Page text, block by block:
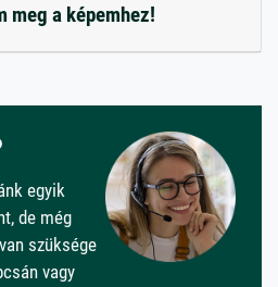
meg a képemhez!
egyik
de még
szüksége
vagy